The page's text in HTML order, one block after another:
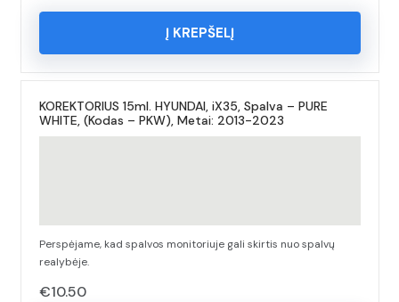
Į KREPŠELĮ
KOREKTORIUS 15ml. HYUNDAI, iX35, Spalva – PURE
WHITE, (Kodas – PKW), Metai: 2013-2023
Perspėjame, kad spalvos monitoriuje gali skirtis nuo spalvų
realybėje.
€10.50